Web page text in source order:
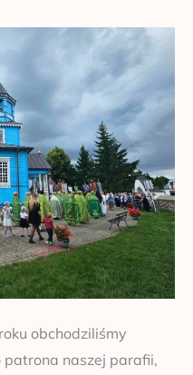
obchodziliśmy
naszej parafii,